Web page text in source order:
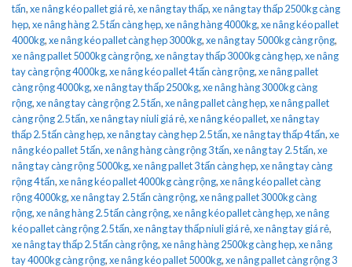
tấn,xe nâng kéo pallet giá rẻ,xe nâng tay thấp,xe nâng tay thấp 2500kg càng
hẹp,xe nâng hàng 2.5 tấn càng hẹp,xe nâng hàng 4000kg,xe nâng kéo pallet
4000kg,xe nâng kéo pallet càng hẹp 3000kg,xe nâng tay 5000kg càng rộng,
xe nâng pallet 5000kg càng rộng,xe nâng tay thấp 3000kg càng hẹp,xe nâng
tay càng rộng 4000kg,xe nâng kéo pallet 4 tấn càng rộng,xe nâng pallet
càng rộng 4000kg,xe nâng tay thấp 2500kg,xe nâng hàng 3000kg càng
rộng,xe nâng tay càng rộng 2.5 tấn,xe nâng pallet càng hẹp,xe nâng pallet
càng rộng 2.5 tấn,xe nâng tay niuli giá rẻ,xe nâng kéo pallet,xe nâng tay
thấp 2.5 tấn càng hẹp,xe nâng tay càng hẹp 2.5 tấn,xe nâng tay thấp 4 tấn,xe
nâng kéo pallet 5 tấn,xe nâng hàng càng rộng 3 tấn,xe nâng tay 2.5 tấn,xe
nâng tay càng rộng 5000kg,xe nâng pallet 3 tấn càng hẹp,xe nâng tay càng
rộng 4 tấn,xe nâng kéo pallet 4000kg càng rộng,xe nâng kéo pallet càng
rộng 4000kg,xe nâng tay 2.5 tấn càng rộng,xe nâng pallet 3000kg càng
rộng,xe nâng hàng 2.5 tấn càng rộng,xe nâng kéo pallet càng hẹp,xe nâng
kéo pallet càng rộng 2.5 tấn,xe nâng tay thấp niuli giá rẻ,xe nâng tay giá rẻ,
xe nâng tay thấp 2.5 tấn càng rộng,xe nâng hàng 2500kg càng hẹp,xe nâng
tay 4000kg càng rộng,xe nâng kéo pallet 5000kg,xe nâng pallet càng rộng 3